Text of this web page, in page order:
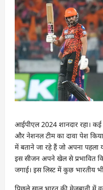
आईपीएल 2024 शानदार रहा।
और नेशनल टीम का दावा पेश
में बताने जा रहे हैं जो अपना पहला
इस सीजन अपने खेल से प्रभावित
जगाई। इस लिस्ट में कुछ भारतीय